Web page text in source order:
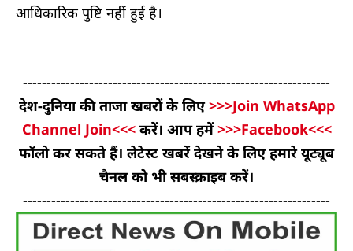
आधिकारिक पुष्टि नहीं हुई है।
-----------------------------------------------------------------
देश-दुनिया की ताजा खबरों के लिए>>>Join WhatsApp
Channel Join<<< करें। आप हमें>>>Facebook<<<
फॉलो कर सकते हैं। लेटेस्ट खबरें देखने के लिए हमारे यूट्यूब
चैनल को भी सबस्क्राइब करें।
-----------------------------------------------------------------